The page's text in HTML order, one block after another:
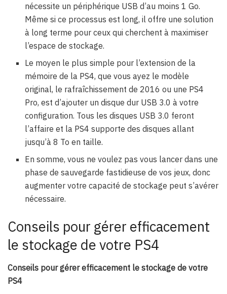
nécessite un périphérique USB d’au moins 1 Go.
Même si ce processus est long, il offre une solution
à long terme pour ceux qui cherchent à maximiser
l’espace de stockage.
Le moyen le plus simple pour l’extension de la
mémoire de la PS4, que vous ayez le modèle
original, le rafraîchissement de 2016 ou une PS4
Pro, est d’ajouter un disque dur USB 3.0 à votre
configuration. Tous les disques USB 3.0 feront
l’affaire et la PS4 supporte des disques allant
jusqu’à 8 To en taille.
En somme, vous ne voulez pas vous lancer dans une
phase de sauvegarde fastidieuse de vos jeux, donc
augmenter votre capacité de stockage peut s’avérer
nécessaire.
Conseils pour gérer efficacement
le stockage de votre PS4
Conseils pour gérer efficacement le stockage de votre
PS4